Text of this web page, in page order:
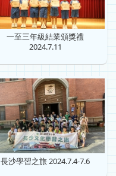
一至三年級結業頒獎禮
2024.7.11
長沙學習之旅 2024.7.4-7.6